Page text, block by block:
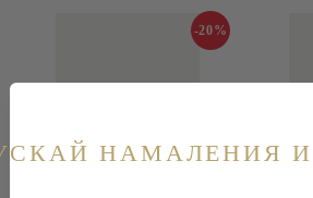
-20%
НАМАЛЕНИЯ